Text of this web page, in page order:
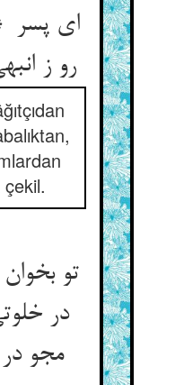
ای
تو
در
مجو